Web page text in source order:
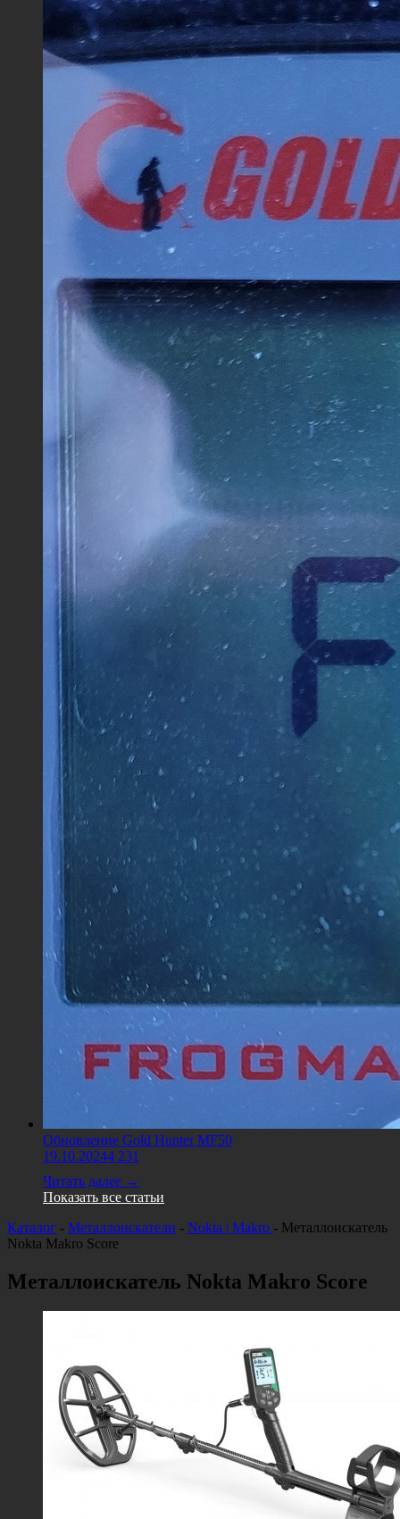
Обновление Gold Hunter MF50
19.10.20244 231
Читать далее →
Показать все статьи
Каталог - Металлоискатели - Nokta | Makro - Металлоискатель
Nokta Makro Score
Металлоискатель Nokta Makro Score